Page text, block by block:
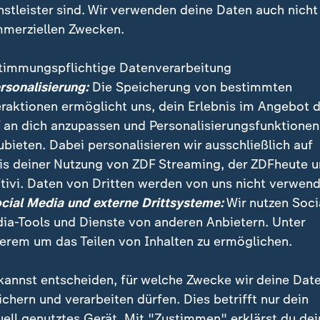
fliegt gemeinsam mit der israelischen über
und zwar schon die dritte, zum Schutze
der deutsch-israelischen Freundschaft.
sind. Wir verwenden deine Daten auch nicht
Zwecken.
Datenverarbeitung
Die Speicherung von bestimmten
ermöglicht uns, dein Erlebnis im Angebot
an dich anzupassen und Personalisierungsfunktionen
Dabei personalisieren wir ausschließlich auf
deiner Nutzung von ZDF Streaming, der ZDFheute
Daten von Dritten werden von uns nicht
Media und externe Drittsysteme:Wir nutzen
Tools und Dienste von anderen Anbietern. Unter
um das Teilen von Inhalten zu ermöglichen.
entscheiden, für welche Zwecke wir deine
und verarbeiten dürfen. Dies betrifft nur dein